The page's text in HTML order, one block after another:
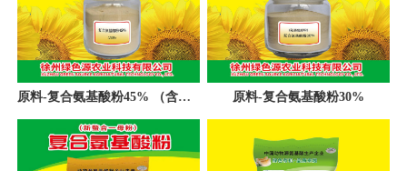
原料-复合氨基酸粉45% （含镁） 原料-复合氨基酸粉30%